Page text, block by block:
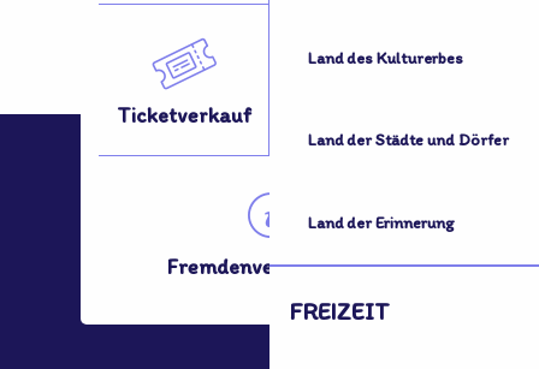
Land des Kulturerbes
Land der Städte und Dörfer
Land der Erinnerung
FREIZEIT
Ticketverkauf
Fremdenverkehrsamt